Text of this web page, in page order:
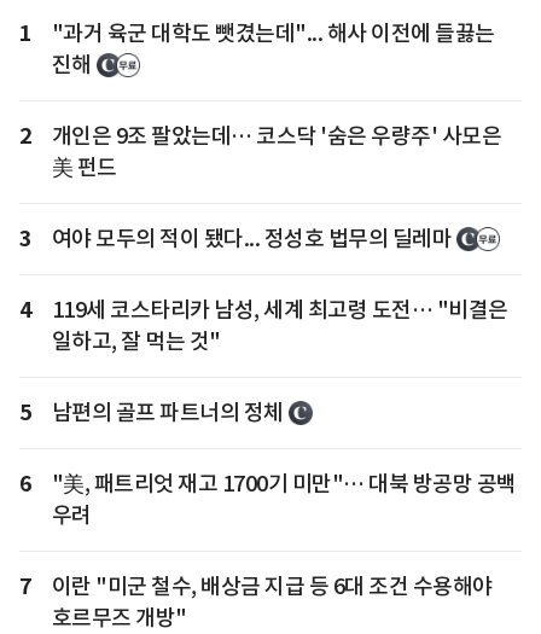
1
"과거 육군 대학도 뺏겼는데"... 해사 이전에 들끓는
진해
2
개인은 9조 팔았는데… 코스닥 '숨은 우량주' 사모은
美 펀드
3 여야 모두의 적이 됐다... 정성호 법무의 딜레마
4
119세 코스타리카 남성, 세계 최고령 도전… "비결은
일하고, 잘 먹는 것"
5 남편의 골프 파트너의 정체
6
"美, 패트리엇 재고 1700기 미만"… 대북 방공망 공백
우려
7
이란 "미군 철수, 배상금 지급 등 6대 조건 수용해야
호르무즈 개방"